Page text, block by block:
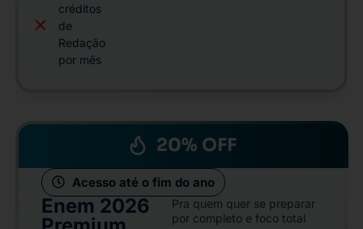
créditos
de
Redação
por mês
20% OFF
Acesso até o fim do ano
Enem 2026
Pra quem quer se preparar
por completo e foco total